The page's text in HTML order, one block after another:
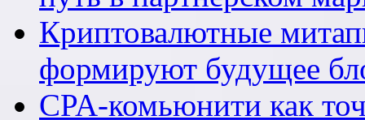
Криптовалютные
формируют будущее
CPA-комьюнити как